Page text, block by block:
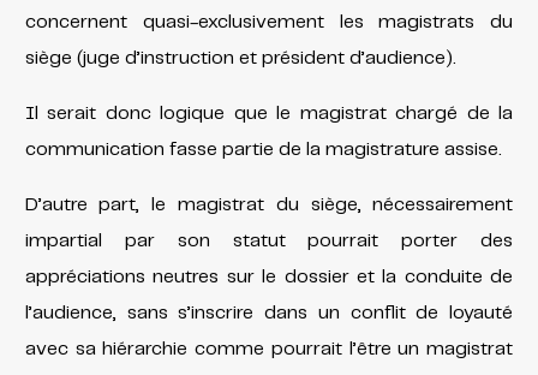
concernent quasi-exclusivement les magistrats du
siège (juge d’instruction et président d’audience).
Il serait donc logique que le magistrat chargé de la
communication fasse partie de la magistrature assise.
D’autre part, le magistrat du siège, nécessairement
impartial par son statut pourrait porter des
appréciations neutres sur le dossier et la conduite de
l’audience, sans s’inscrire dans un conflit de loyauté
avec sa hiérarchie comme pourrait l’être un magistrat